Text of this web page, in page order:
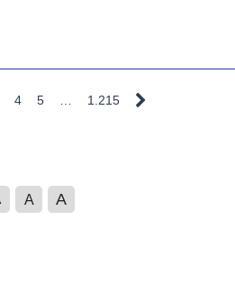
4 5 1.215
A A